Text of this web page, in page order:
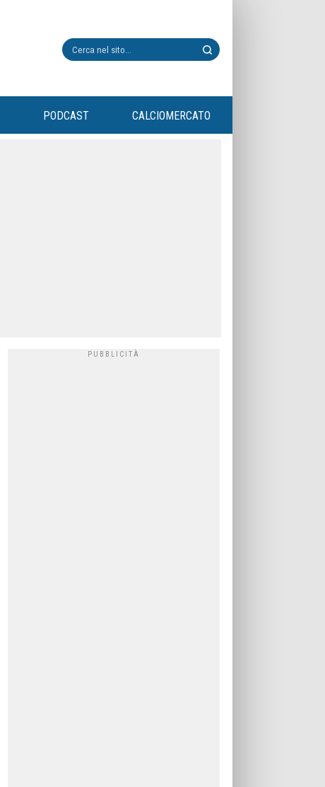
PODCAST CALCIOMERCATO